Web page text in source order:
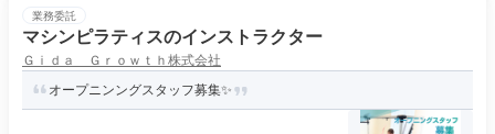
業務委託
マシンピラティスのインストラクター
Ｇｉｄａ Ｇｒｏｗｔｈ株式会社
オープニンングスタッフ募集✨